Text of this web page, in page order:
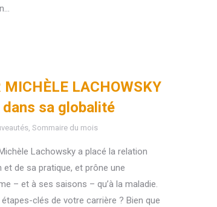
MICHÈLE LACHOWSKY
dans sa globalité
, Sommaire du mois
Lachowsky a placé la relation
de sa pratique, et prône une
– et à ses saisons – qu’à la maladie.
clés de votre carrière ? Bien que